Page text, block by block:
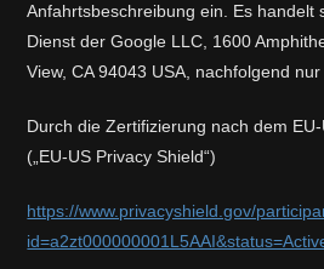
Anfahrtsbeschreibung ein. Es handelt
Dienst der Google LLC, 1600
View, CA 94043 USA, nachfolgend nur
Durch die Zertifizierung nach dem
(„EU-US Privacy Shield“)
https://www.privacyshield.gov/